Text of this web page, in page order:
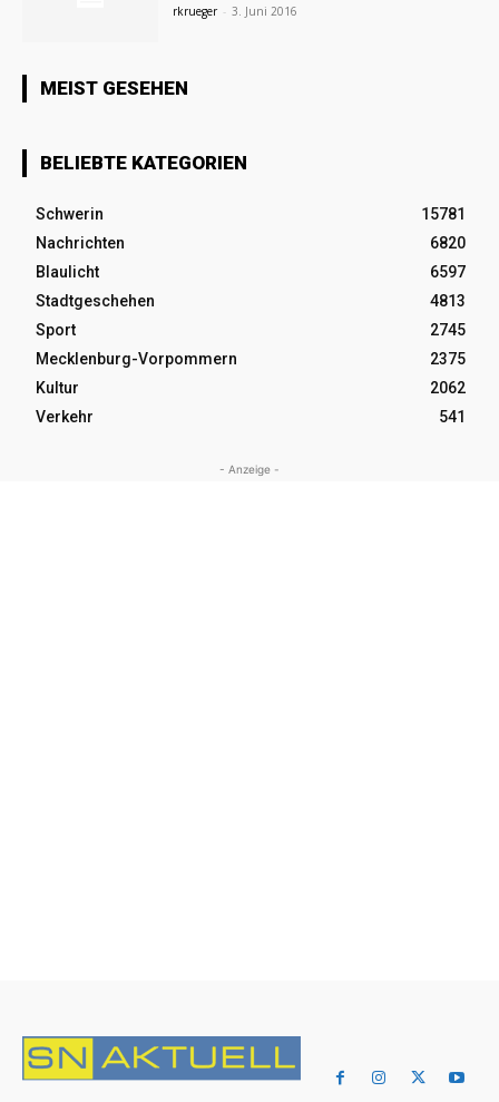
rkrueger - 3. Juni 2016
MEIST GESEHEN
BELIEBTE KATEGORIEN
Schwerin
15781
Nachrichten
6820
Blaulicht
6597
Stadtgeschehen
4813
Sport
2745
Mecklenburg-Vorpommern
2375
Kultur
2062
Verkehr
541
- Anzeige -